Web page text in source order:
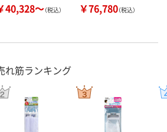
40,328～（税込） ￥76,780（税込）
れ筋ランキング